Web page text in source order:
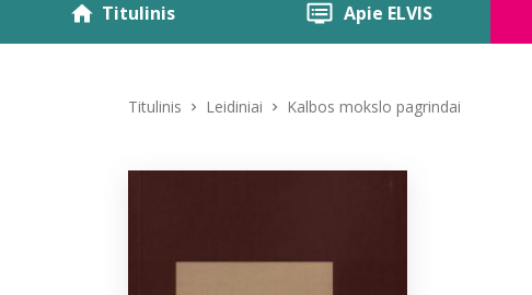
Titulinis Apie ELVIS
Titulinis Leidiniai Kalbos mokslo pagrindai